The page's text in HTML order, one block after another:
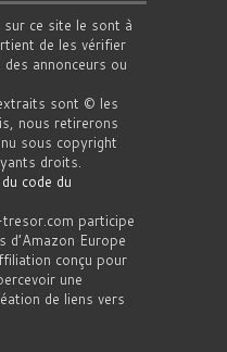
ce site le sont à
de les vérifier
annonceurs ou
sont © les
nous retirerons
sous copyright
droits.
code du
participe
d’Amazon Europe
conçu pour
une
de liens vers